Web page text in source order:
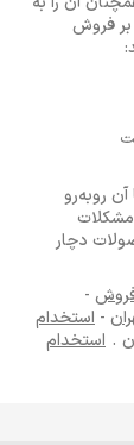
بر فروش
روبه‌رو
دچار
-
- استخدام
. استخدام